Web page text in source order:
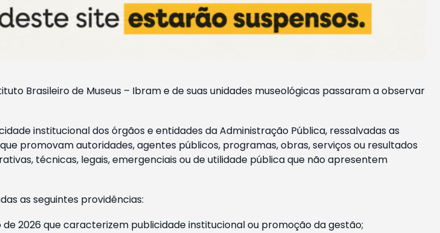
Brasileiro de Museus – Ibram e de suas unidades museológicas passaram a observar
institucional dos órgãos e entidades da Administração Pública, ressalvadas as
promovam autoridades, agentes públicos, programas, obras, serviços ou resultados
técnicas, legais, emergenciais ou de utilidade pública que não apresentem
as seguintes providências:
2026 que caracterizem publicidade institucional ou promoção da gestão;